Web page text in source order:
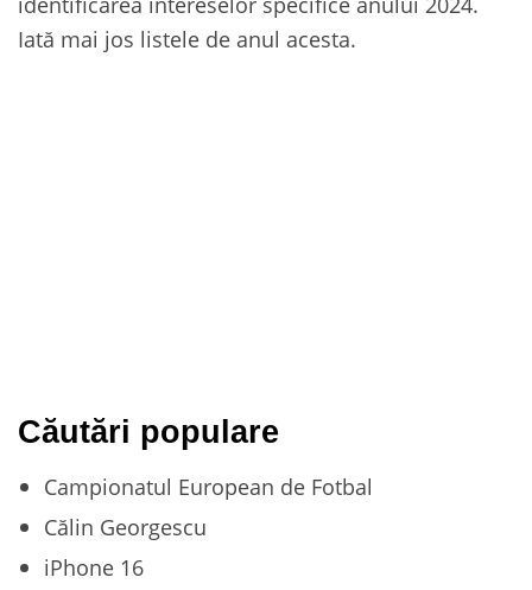
Iată mai jos listele de anul acesta.
Căutări populare
Campionatul European de Fotbal
Călin Georgescu
iPhone 16